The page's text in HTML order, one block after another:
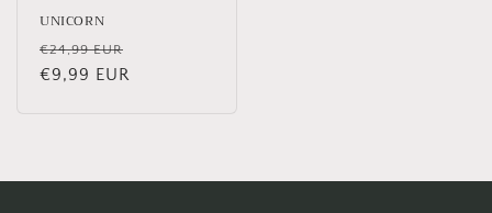
UNICORN
Normaler
Preis
€24,99 EUR
€9,99 EUR